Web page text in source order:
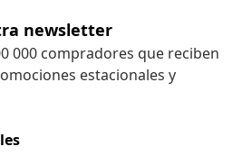
newsletter
000 compradores que reciben
estacionales y